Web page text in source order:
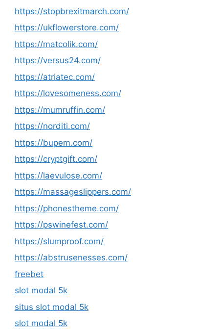
https://stopbrexitmarch.com/
https://ukflowerstore.com/
https://matcolik.com/
https://versus24.com/
https://atriatec.com/
https://lovesomeness.com/
https://mumruffin.com/
https://norditi.com/
https://bupem.com/
https://cryptgift.com/
https://laevulose.com/
https://massageslippers.com/
https://phonestheme.com/
https://pswinefest.com/
https://slumproof.com/
https://abstrusenesses.com/
freebet
slot modal 5k
situs slot modal 5k
slot modal 5k